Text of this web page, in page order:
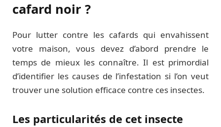
cafard noir ?
Pour lutter contre les cafards qui envahissent
votre maison, vous devez d’abord prendre le
temps de mieux les connaître. Il est primordial
d’identifier les causes de l’infestation si l’on veut
trouver une solution efficace contre ces insectes.
Les particularités de cet insecte